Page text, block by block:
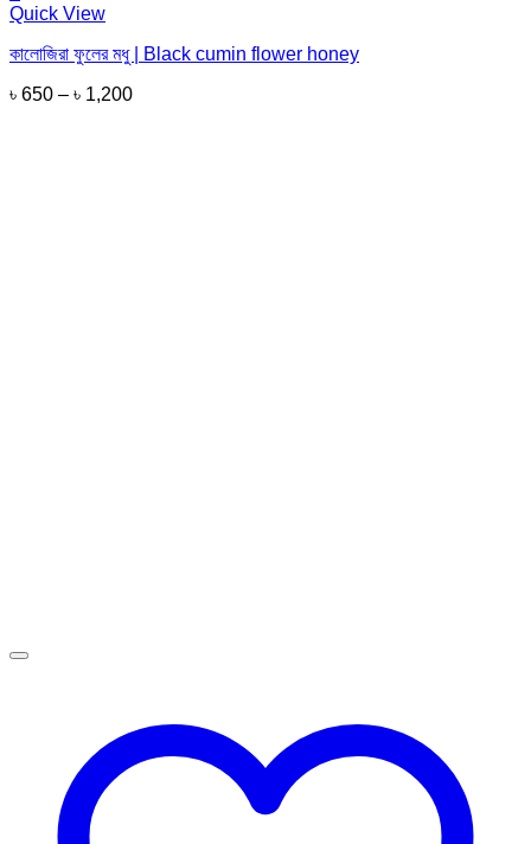
This
has
variants.
Quick View
কালোজিরা ফুলের মধু | Black cumin flower honey
৳ 650 – ৳ 1,200